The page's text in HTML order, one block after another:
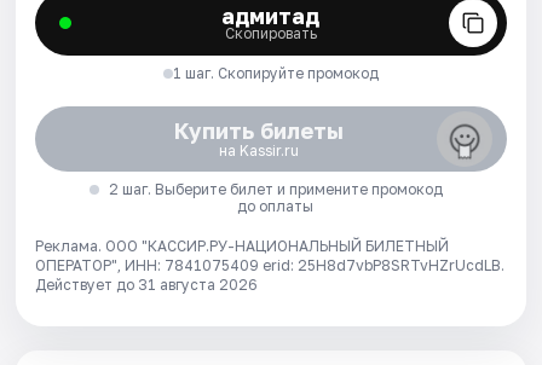
адмитад
Скопировать
1 шаг. Скопируйте промокод
Купить билеты
на Kassir.ru
2 шаг. Выберите билет и примените промокод
до оплаты
Реклама. ООО "КАССИР.РУ-НАЦИОНАЛЬНЫЙ БИЛЕТНЫЙ
ОПЕРАТОР", ИНН: 7841075409 erid: 25H8d7vbP8SRTvHZrUcdLB.
Действует до 31 августа 2026